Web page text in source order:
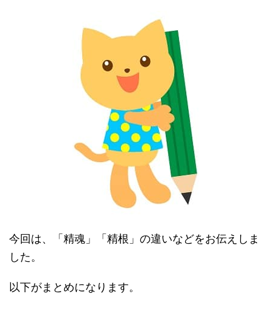
今回は、「精魂」「精根」の違いなどをお伝えしま
した。
以下がまとめになります。